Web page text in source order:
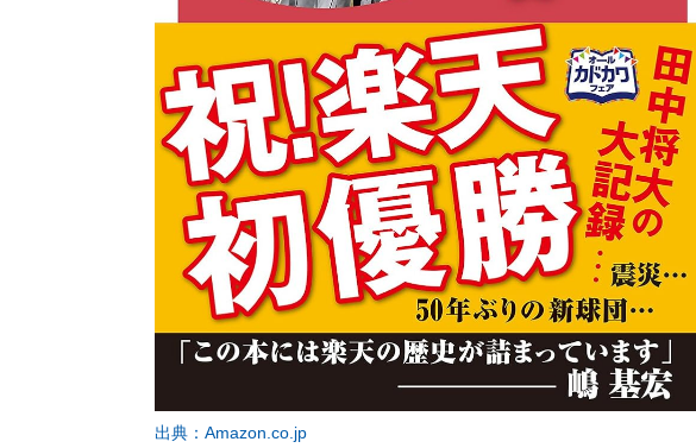
出典：Amazon.co.jp